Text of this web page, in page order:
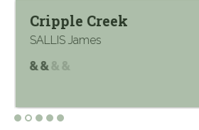
Cripple Creek
SALLIS James